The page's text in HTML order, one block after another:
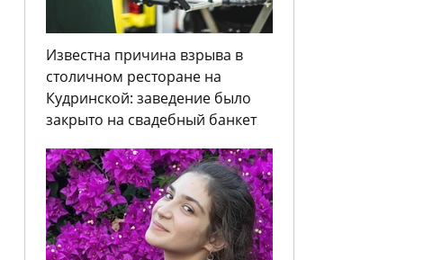
Известна причина взрыва в
столичном ресторане на
Кудринской: заведение было
закрыто на свадебный банкет